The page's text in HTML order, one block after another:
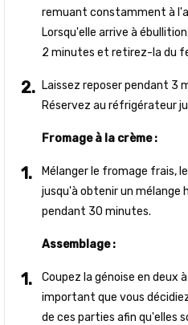
remuant constamment à
Lorsqu'elle arrive à
2 minutes et retirez-la du
Laissez reposer pendant 3
Réservez au réfrigérateur
Fromage à la crème :
Mélanger le fromage frais,
jusqu'à obtenir un mélange
pendant 30 minutes.
Assemblage :
Coupez la génoise en deux
important que vous
de ces parties afin qu'elles